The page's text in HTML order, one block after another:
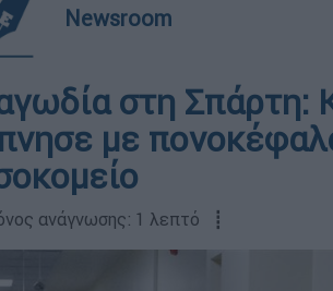
Newsroom
στη Σπάρτη:
με
ανάγνωσης: 1 λεπτό ┋